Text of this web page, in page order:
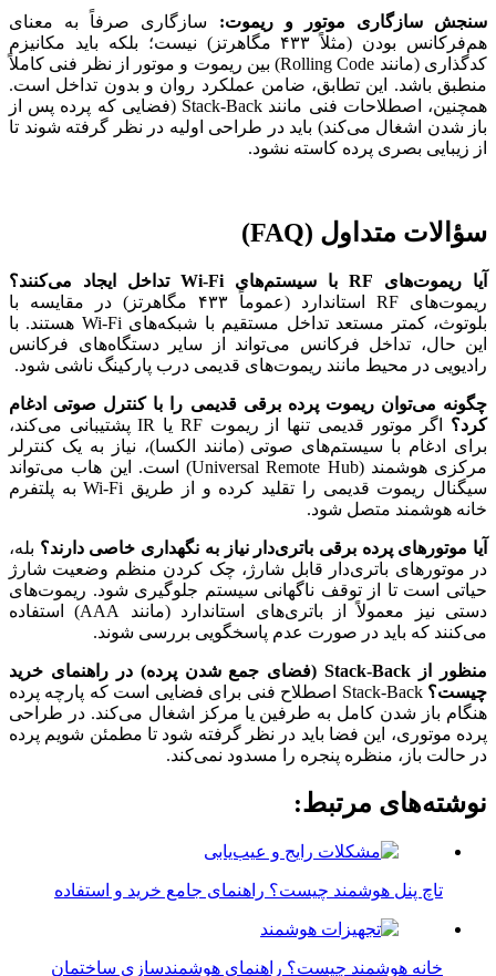
سنجش سازگاری موتور و ریموت: سازگاری صرفاً به معنای
هم‌فرکانس بودن (مثلاً ۴۳۳ مگاهرتز) نیست؛ بلکه باید مکانیزم
کدگذاری (مانند Rolling Code) بین ریموت و موتور از نظر فنی کاملاً
منطبق باشد. این تطابق، ضامن عملکرد روان و بدون تداخل است.
همچنین، اصطلاحات فنی مانند Stack-Back (فضایی که پرده پس از
باز شدن اشغال می‌کند) باید در طراحی اولیه در نظر گرفته شوند تا
از زیبایی بصری پرده کاسته نشود.
سؤالات متداول (FAQ)
آیا ریموت‌های RF با سیستم‌های Wi-Fi تداخل ایجاد می‌کنند؟
ریموت‌های RF استاندارد (عموماً ۴۳۳ مگاهرتز) در مقایسه با
بلوتوث، کمتر مستعد تداخل مستقیم با شبکه‌های Wi-Fi هستند. با
این حال، تداخل فرکانس می‌تواند از سایر دستگاه‌های فرکانس
رادیویی در محیط مانند ریموت‌های قدیمی درب پارکینگ ناشی شود.
چگونه می‌توان ریموت پرده برقی قدیمی را با کنترل صوتی ادغام
کرد؟
اگر موتور قدیمی تنها از ریموت RF یا IR پشتیبانی می‌کند،
برای ادغام با سیستم‌های صوتی (مانند الکسا)، نیاز به یک کنترلر
مرکزی هوشمند (Universal Remote Hub) است. این هاب می‌تواند
سیگنال ریموت قدیمی را تقلید کرده و از طریق Wi-Fi به پلتفرم
خانه هوشمند متصل شود.
آیا موتورهای پرده برقی باتری‌دار نیاز به نگهداری خاصی دارند؟ بله،
در موتورهای باتری‌دار قابل شارژ، چک کردن منظم وضعیت شارژ
حیاتی است تا از توقف ناگهانی سیستم جلوگیری شود. ریموت‌های
دستی نیز معمولاً از باتری‌های استاندارد (مانند AAA) استفاده
می‌کنند که باید در صورت عدم پاسخگویی بررسی شوند.
منظور از Stack-Back (فضای جمع شدن پرده) در راهنمای خرید
چیست؟
Stack-Back اصطلاح فنی برای فضایی است که پارچه پرده
هنگام باز شدن کامل به طرفین یا مرکز اشغال می‌کند. در طراحی
پرده موتوری، این فضا باید در نظر گرفته شود تا مطمئن شویم پرده
در حالت باز، منظره پنجره را مسدود نمی‌کند.
نوشته‌های مرتبط:
تاچ پنل هوشمند چیست؟ راهنمای جامع خرید و استفاده
خانه هوشمند چیست؟ راهنمای هوشمندسازی ساختمان